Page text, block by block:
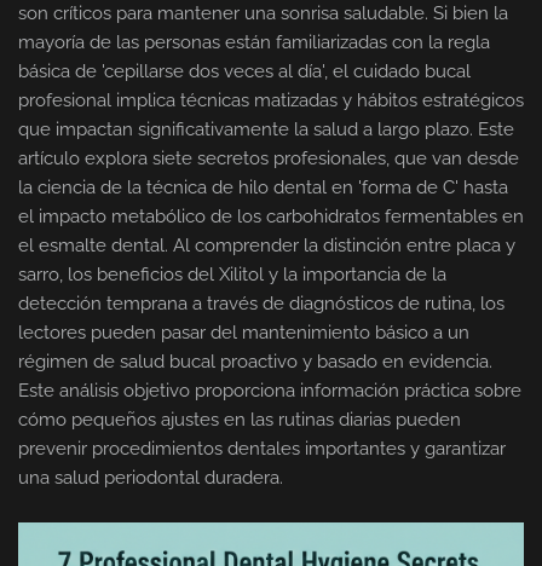
son críticos para mantener una sonrisa saludable. Si bien la
mayoría de las personas están familiarizadas con la regla
básica de 'cepillarse dos veces al día', el cuidado bucal
profesional implica técnicas matizadas y hábitos estratégicos
que impactan significativamente la salud a largo plazo. Este
artículo explora siete secretos profesionales, que van desde
la ciencia de la técnica de hilo dental en 'forma de C' hasta
el impacto metabólico de los carbohidratos fermentables en
el esmalte dental. Al comprender la distinción entre placa y
sarro, los beneficios del Xilitol y la importancia de la
detección temprana a través de diagnósticos de rutina, los
lectores pueden pasar del mantenimiento básico a un
régimen de salud bucal proactivo y basado en evidencia.
Este análisis objetivo proporciona información práctica sobre
cómo pequeños ajustes en las rutinas diarias pueden
prevenir procedimientos dentales importantes y garantizar
una salud periodontal duradera.